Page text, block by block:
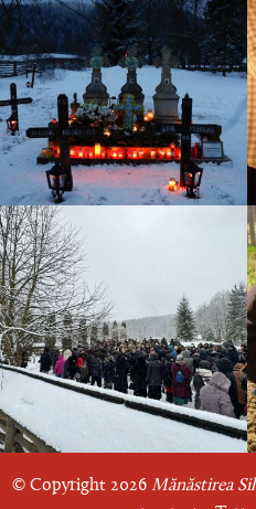
© Copyright 2026 Mănăstirea